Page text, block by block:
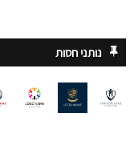
נותני חסות